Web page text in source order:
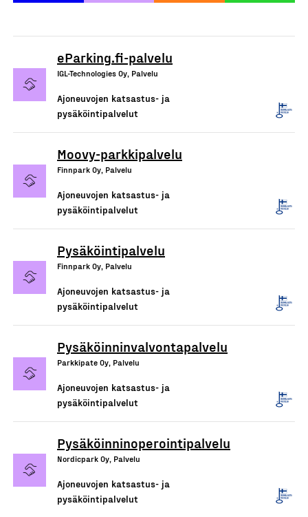
eParking.fi-palvelu
IGL-Technologies Oy, Palvelu
Ajoneuvojen katsastus- ja
pysäköintipalvelut
Moovy-parkkipalvelu
Finnpark Oy, Palvelu
Ajoneuvojen katsastus- ja
pysäköintipalvelut
Pysäköintipalvelu
Finnpark Oy, Palvelu
Ajoneuvojen katsastus- ja
pysäköintipalvelut
Pysäköinninvalvontapalvelu
Parkkipate Oy, Palvelu
Ajoneuvojen katsastus- ja
pysäköintipalvelut
Pysäköinninoperointipalvelu
Nordicpark Oy, Palvelu
Ajoneuvojen katsastus- ja
pysäköintipalvelut